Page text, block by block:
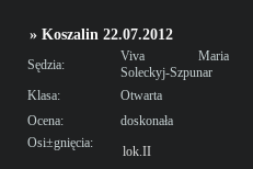
» Koszalin 22.07.2012
Sędzia:
Viva Maria
Soleckyj-Szpunar
Klasa:
Otwarta
Ocena:
doskonała
Osi±gnięcia:
lok.II